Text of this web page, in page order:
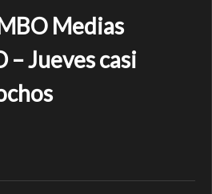
Medias
– Jueves casi